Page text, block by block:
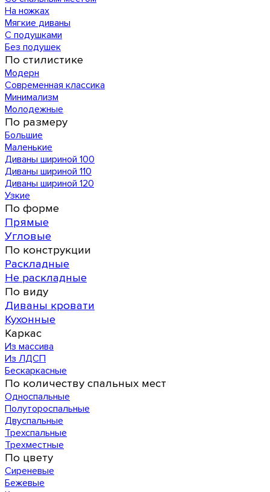
На ножках
Мягкие диваны
С подушками
Без подушек
По стилистике
Модерн
Современная классика
Минимализм
Молодежные
По размеру
Большие
Маленькие
Диваны шириной 100
Диваны шириной 110
Диваны шириной 120
Узкие
По форме
Прямые
Угловые
По конструкции
Раскладные
Не раскладные
По виду
Диваны кровати
Кухонные
Каркас
Из массива
Из ЛДСП
Бескаркасные
По количеству спальных мест
Односпальные
Полутороспальные
Двуспальные
Трехспальные
Трехместные
По цвету
Сиреневые
Бежевые